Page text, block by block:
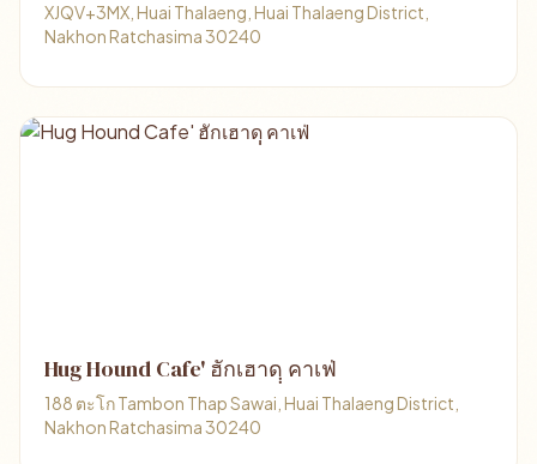
XJQV+3MX, Huai Thalaeng, Huai Thalaeng District,
Nakhon Ratchasima 30240
Hug Hound Cafe' ฮักเฮาดฺฺ คาเฟ่
188 ตะโก Tambon Thap Sawai, Huai Thalaeng District,
Nakhon Ratchasima 30240